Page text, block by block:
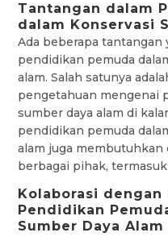
Tantangan dalam
dalam Konservasi
Ada beberapa tantangan
pendidikan pemuda
alam. Salah satunya
pengetahuan mengenai
sumber daya alam di
pendidikan pemuda
alam juga membutuhkan
berbagai pihak,
Kolaborasi
Pendidikan
Sumber Daya Alam